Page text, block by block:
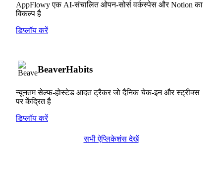
AppFlowy एक AI-संचालित ओपन-सोर्स वर्कस्पेस और Notion का
विकल्प है
डिप्लॉय करें
BeaverHabits
न्यूनतम सेल्फ-होस्टेड आदत ट्रैकर जो दैनिक चेक-इन और स्ट्रीक्स
पर केंद्रित है
डिप्लॉय करें
सभी ऐप्लिकेशंस देखें